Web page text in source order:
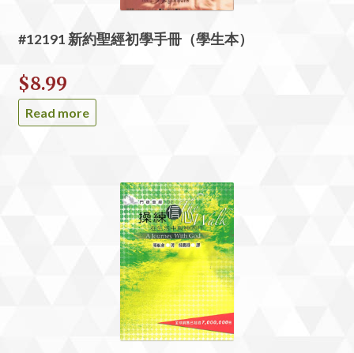
#12191 新約聖經初學手冊（學生本）
$8.99
Read more